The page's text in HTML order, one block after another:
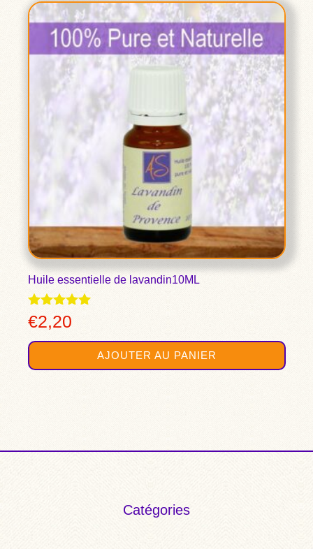
Huile essentielle de lavandin10ML
Note
4.89
sur 5
€2,20
AJOUTER AU PANIER
Catégories